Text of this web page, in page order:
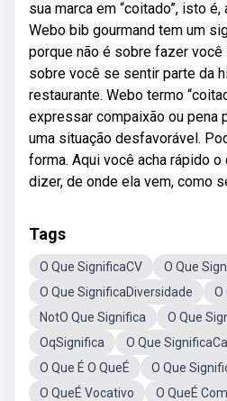
sua marca em “coitado”, isto
Webo bib gourmand tem um
porque não é sobre fazer
sobre você se sentir parte da
restaurante. Webo termo
expressar compaixão ou pena
uma situação desfavorável.
forma. Aqui você acha rápido
dizer, de onde ela vem, como
Tags
O Que SignificaCV
O Que
O Que SignificaDiversidade
O
NotO Que Significa
O Que
OqSignifica
O Que
O Que É O QueÉ
O Que
O QueÉ Vocativo
O QueÉ